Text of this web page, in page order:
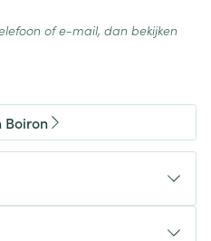
of e-mail, dan bekijken
Boiron